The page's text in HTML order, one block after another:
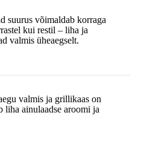
suurus võimaldab korraga
kui restil – liha ja
valmis üheaegselt.
valmis ja grillikaas on
liha ainulaadse aroomi ja